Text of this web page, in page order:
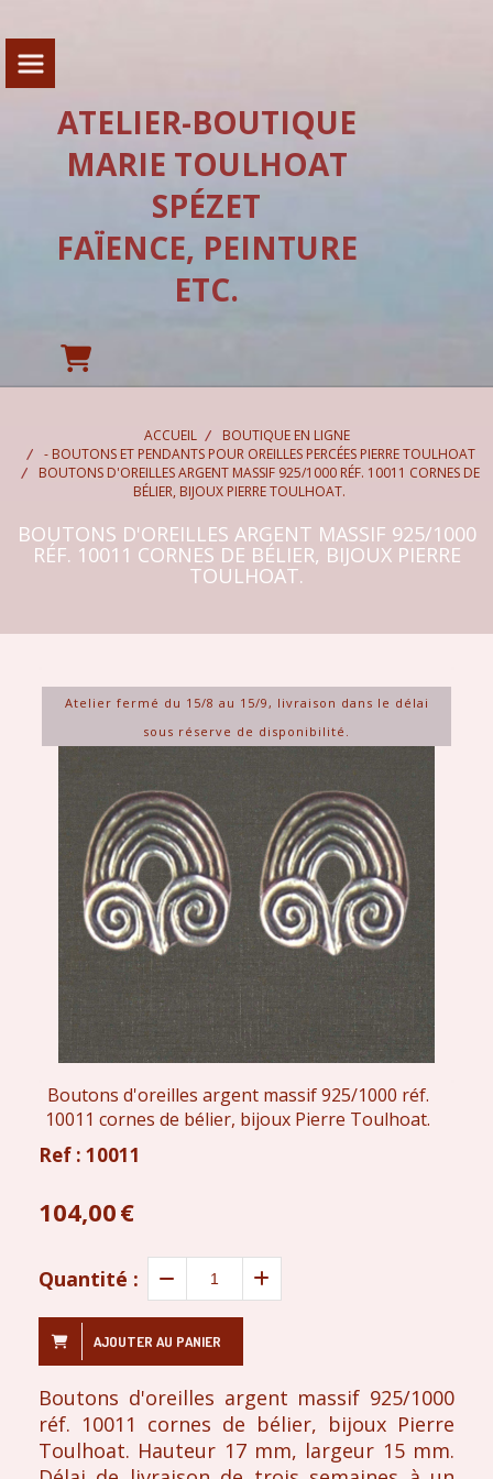
ATELIER-BOUTIQUE
MARIE TOULHOAT
SPÉZET
FAÏENCE, PEINTURE
ETC.
ACCUEIL
BOUTIQUE EN LIGNE
- BOUTONS ET PENDANTS POUR OREILLES PERCÉES PIERRE TOULHOAT
BOUTONS D'OREILLES ARGENT MASSIF 925/1000 RÉF. 10011 CORNES DE
BÉLIER, BIJOUX PIERRE TOULHOAT.
BOUTONS D'OREILLES ARGENT MASSIF 925/1000
RÉF. 10011 CORNES DE BÉLIER, BIJOUX PIERRE
TOULHOAT.
Atelier fermé du 15/8 au 15/9, livraison dans le délai
sous réserve de disponibilité.
Boutons d'oreilles argent massif 925/1000 réf.
10011 cornes de bélier, bijoux Pierre Toulhoat.
Ref : 10011
104,00€
Quantité :
AJOUTER AU PANIER
Boutons d'oreilles argent massif 925/1000
réf. 10011 cornes de bélier, bijoux Pierre
Toulhoat. Hauteur 17 mm, largeur 15 mm.